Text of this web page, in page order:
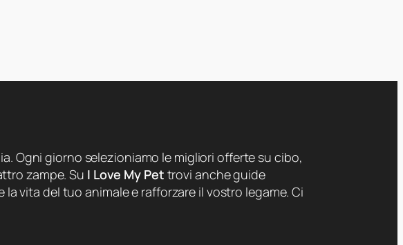
Ogni giorno selezioniamo le migliori offerte su cibo,
zampe. Su I Love My Pet trovi anche guide
vita del tuo animale e rafforzare il vostro legame. Ci